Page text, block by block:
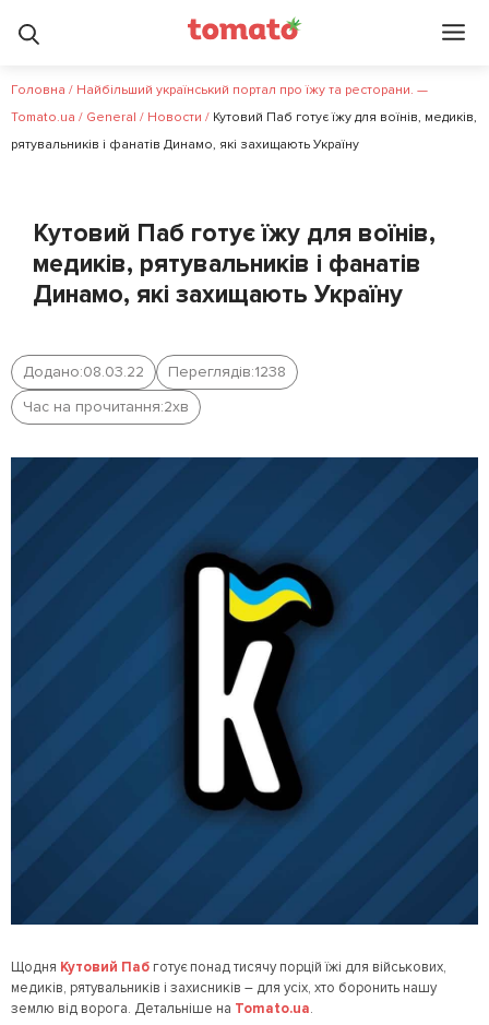
Головна / Найбільший український портал про їжу та ресторани. —
Tomato.ua / General / Новости / Кутовий Паб готує їжу для воїнів, медиків,
рятувальників і фанатів Динамо, які захищають Україну
Кутовий Паб готує їжу для воїнів,
медиків, рятувальників і фанатів
Динамо, які захищають Україну
Додано:08.03.22 Переглядів:1238
Час на прочитання:2хв
Щодня Кутовий Паб готує понад тисячу порцій їжі для військових,
медиків, рятувальників і захисників – для усіх, хто боронить нашу
землю від ворога. Детальніше на Tomato.ua.